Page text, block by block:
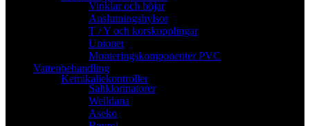
Vinklar och böjar
Anslutningshylsor
T / Y och korskopplingar
Unioner
Monteringskomponenter PVC
Vattenbehandling
Kemikaliekontroller
Saltklorinatorer
Welldana
Aseko